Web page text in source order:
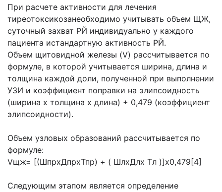
При расчете активности для лечения
тиреотоксикозанеобходимо учитывать объем ЩЖ,
суточный захват РЙ индивидуально у каждого
пациента истандартную активность РЙ.
Объем щитовидной железы (V) рассчитывается по
формуле, в которой учитывается ширина, длина и
толщина каждой доли, полученной при выполнении
УЗИ и коэффициент поправки на элипсоидность
(ширина х толщина х длина) + 0,479 (коэффициент
элипсоидности).
Объем узловых образований рассчитывается по
формуле:
Vщж= [(ШпрxДпрxТпр) + ( ШлxДлx Тл )]x0,479[4]
Следующим этапом является определение